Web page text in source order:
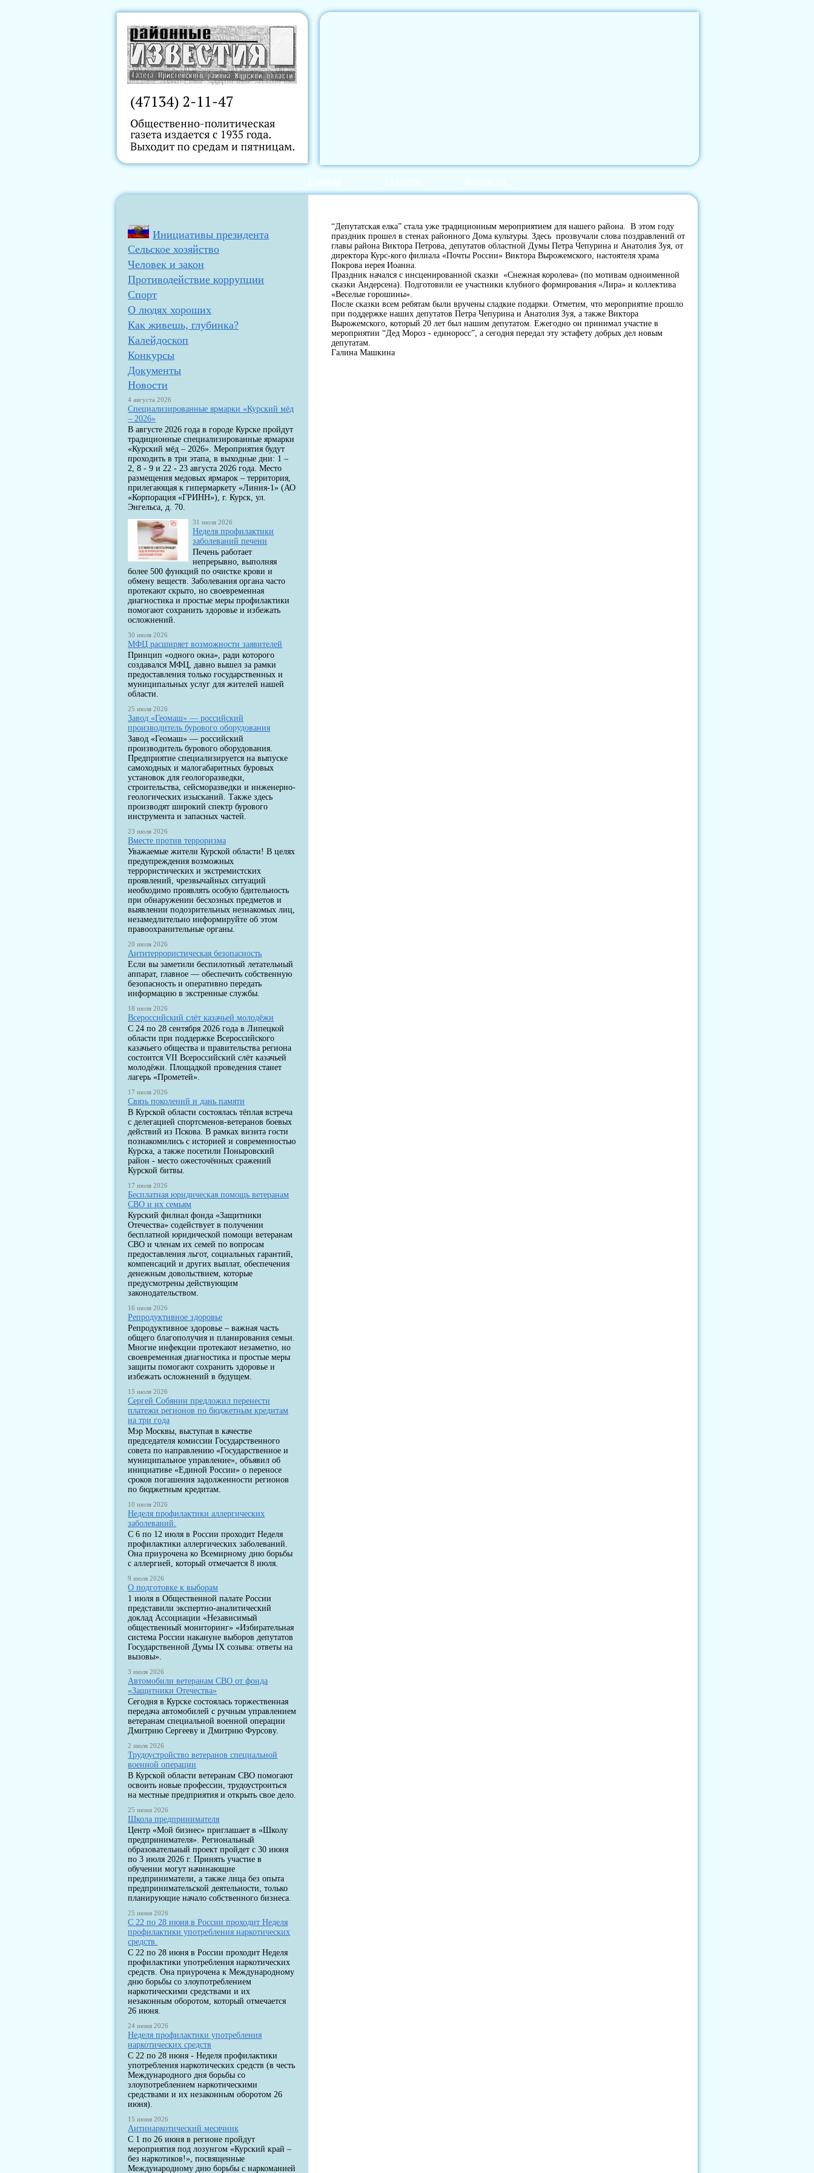
Инициативы президента
Сельское хозяйство
Человек и закон
Противодействие коррупции
Спорт
О людях хороших
Как живешь, глубинка?
Калейдоскоп
Конкурсы
Документы
Новости
4 августа 2026
Специализированные ярмарки «Курский мёд
– 2026»
В августе 2026 года в городе Курске пройдут
традиционные специализированные ярмарки
«Курский мёд – 2026». Мероприятия будут
проходить в три этапа, в выходные дни: 1 –
2, 8 - 9 и 22 - 23 августа 2026 года. Место
размещения медовых ярмарок – территория,
прилегающая к гипермаркету «Линия-1» (АО
«Корпорация «ГРИНН»), г. Курск, ул.
Энгельса, д. 70.
31 июля 2026
Неделя профилактики
заболеваний печени
Печень работает
непрерывно, выполняя
более 500 функций по очистке крови и
обмену веществ. Заболевания органа часто
протекают скрыто, но своевременная
диагностика и простые меры профилактики
помогают сохранить здоровье и избежать
осложнений.
30 июля 2026
МФЦ расширяет возможности заявителей
Принцип «одного окна», ради которого
создавался МФЦ, давно вышел за рамки
предоставления только государственных и
муниципальных услуг для жителей нашей
области.
25 июля 2026
Завод «Геомаш» — российский
производитель бурового оборудования
Завод «Геомаш» — российский
производитель бурового оборудования.
Предприятие специализируется на выпуске
самоходных и малогабаритных буровых
установок для геологоразведки,
строительства, сейсморазведки и инженерно-
геологических изысканий. Также здесь
производят широкий спектр бурового
инструмента и запасных частей.
23 июля 2026
Вместе против терроризма
Уважаемые жители Курской области! В целях
предупреждения возможных
террористических и экстремистских
проявлений, чрезвычайных ситуаций
необходимо проявлять особую бдительность
при обнаружении бесхозных предметов и
выявлении подозрительных незнакомых лиц,
незамедлительно информируйте об этом
правоохранительные органы.
20 июля 2026
Антитеррористическая безопасность
Если вы заметили беспилотный летательный
аппарат, главное — обеспечить собственную
безопасность и оперативно передать
информацию в экстренные службы.
18 июля 2026
Всероссийский слёт казачьей молодёжи
С 24 по 28 сентября 2026 года в Липецкой
области при поддержке Всероссийского
казачьего общества и правительства региона
состоится VII Всероссийский слёт казачьей
молодёжи. Площадкой проведения станет
лагерь «Прометей».
17 июля 2026
Связь поколений и дань памяти
В Курской области состоялась тёплая встреча
с делегацией спортсменов-ветеранов боевых
действий из Пскова. В рамках визита гости
познакомились с историей и современностью
Курска, а также посетили Поныровский
район - место ожесточённых сражений
Курской битвы.
17 июля 2026
Бесплатная юридическая помощь ветеранам
СВО и их семьям
Курский филиал фонда «Защитники
Отечества» содействует в получении
бесплатной юридической помощи ветеранам
СВО и членам их семей по вопросам
предоставления льгот, социальных гарантий,
компенсаций и других выплат, обеспечения
денежным довольствием, которые
предусмотрены действующим
законодательством.
16 июля 2026
Репродуктивное здоровье
Репродуктивное здоровье – важная часть
общего благополучия и планирования семьи.
Многие инфекции протекают незаметно, но
своевременная диагностика и простые меры
защиты помогают сохранить здоровье и
избежать осложнений в будущем.
15 июля 2026
Сергей Собянин предложил перенести
платежи регионов по бюджетным кредитам
на три года
Мэр Москвы, выступая в качестве
председателя комиссии Государственного
совета по направлению «Государственное и
муниципальное управление», объявил об
инициативе «Единой России» о переносе
сроков погашения задолженности регионов
по бюджетным кредитам.
10 июля 2026
Неделя профилактики аллергических
заболеваний.
С 6 по 12 июля в России проходит Неделя
профилактики аллергических заболеваний.
Она приурочена ко Всемирному дню борьбы
с аллергией, который отмечается 8 июля.
9 июля 2026
О подготовке к выборам
1 июля в Общественной палате России
представили экспертно-аналитический
доклад Ассоциации «Независимый
общественный мониторинг» «Избирательная
система России накануне выборов депутатов
Государственной Думы IX созыва: ответы на
вызовы».
3 июля 2026
Автомобили ветеранам СВО от фонда
«Защитники Отечества»
Сегодня в Курске состоялась торжественная
передача автомобилей с ручным управлением
ветеранам специальной военной операции
Дмитрию Сергееву и Дмитрию Фурсову.
2 июля 2026
Трудоустройство ветеранов специальной
военной операции
В Курской области ветеранам СВО помогают
освоить новые профессии, трудоустроиться
на местные предприятия и открыть свое дело.
25 июня 2026
Школа предпринимателя
Центр «Мой бизнес» приглашает в «Школу
предпринимателя». Региональный
образовательный проект пройдет с 30 июня
по 3 июля 2026 г. Принять участие в
обучении могут начинающие
предприниматели, а также лица без опыта
предпринимательской деятельности, только
планирующие начало собственного бизнеса.
25 июня 2026
С 22 по 28 июня в России проходит Неделя
профилактики употребления наркотических
средств.
С 22 по 28 июня в России проходит Неделя
профилактики употребления наркотических
средств. Она приурочена к Международному
дню борьбы со злоупотреблением
наркотическими средствами и их
незаконным оборотом, который отмечается
26 июня.
24 июня 2026
Неделя профилактики употребления
наркотических средств
С 22 по 28 июня - Неделя профилактики
употребления наркотических средств (в честь
Международного дня борьбы со
злоупотреблением наркотическими
средствами и их незаконным оборотом 26
июня).
15 июня 2026
Антинаркотический месячник
С 1 по 26 июня в регионе пройдут
мероприятия под лозунгом «Курский край –
без наркотиков!», посвященные
Международному дню борьбы с наркоманией
“Депутатская елка” стала уже традиционным мероприятием для нашего района. В этом году
праздник прошел в стенах районного Дома культуры. Здесь прозвучали слова поздравлений от
главы района Виктора Петрова, депутатов областной Думы Петра Чепурина и Анатолия Зуя, от
директора Курс-кого филиала «Почты России» Виктора Вырожемского, настоятеля храма
Покрова иерея Иоанна.
Праздник начался с инсценированной сказки «Снежная королева» (по мотивам одноименной
сказки Андерсена). Подготовили ее участники клубного формирования «Лира» и коллектива
«Веселые горошины».
После сказки всем ребятам были вручены сладкие подарки. Отметим, что мероприятие прошло
при поддержке наших депутатов Петра Чепурина и Анатолия Зуя, а также Виктора
Вырожемского, который 20 лет был нашим депутатом. Ежегодно он принимал участие в
мероприятии “Дед Мороз - единоросс”, а сегодня передал эту эстафету добрых дел новым
депутатам.
Галина Машкина